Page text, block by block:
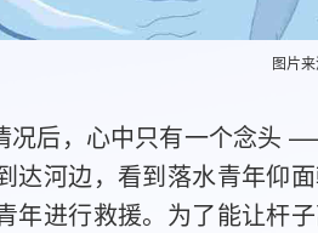
图片
况后，心中只有一个念头
达河边，看到落水青年仰
年进行救援。为了能让杆